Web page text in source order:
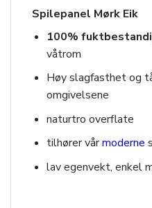
Spilepanel Mørk Eik
100%
våtrom
Høy slagfasthet og
omgivelsene
naturtro overflate
tilhører vårmoderne
lav egenvekt, enkel